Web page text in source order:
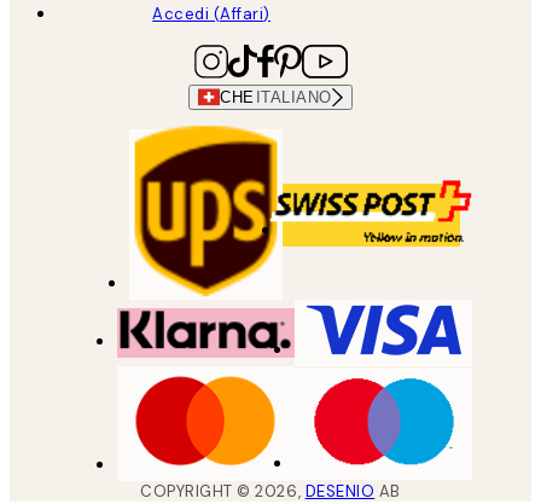
Accedi (Affari)
CHE ITALIANO
COPYRIGHT ©2026, DESENIO AB